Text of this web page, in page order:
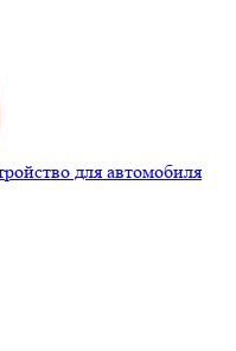
для автомобиля